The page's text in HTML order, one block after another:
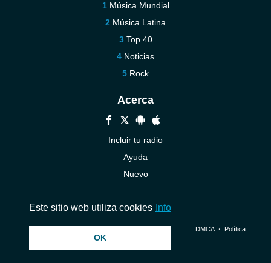
Música Mundial
Música Latina
Top 40
Noticias
Rock
Acerca
Incluir tu radio
Ayuda
Nuevo
© 2026 InstantAudio. Reservados todos los derechos. ・ DMCA・ Política
Este sitio web utiliza cookies Info
OK